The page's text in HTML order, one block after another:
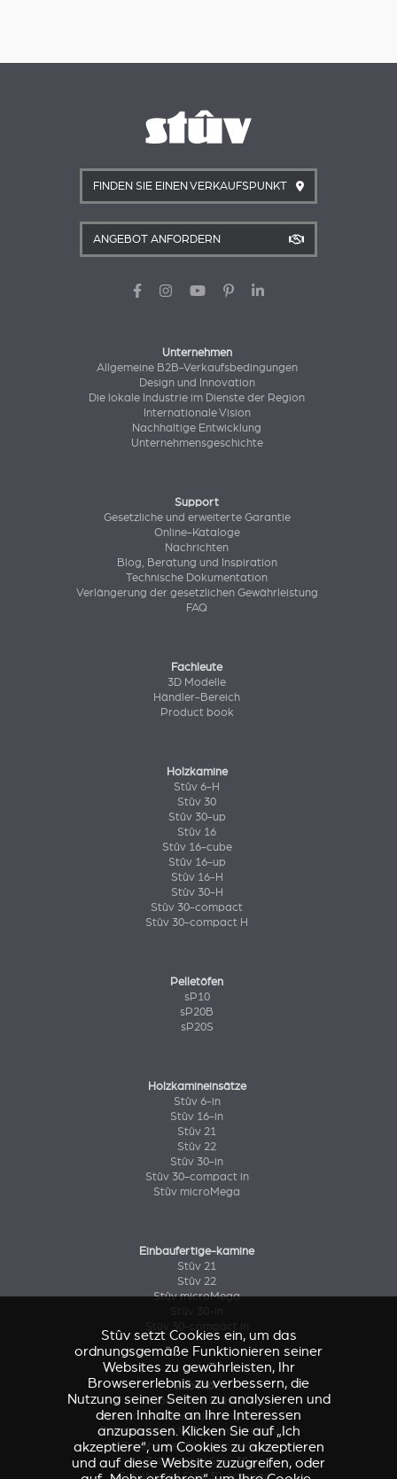
FINDEN SIE EINEN VERKAUFSPUNKT
ANGEBOT ANFORDERN
Unternehmen
Allgemeine B2B-Verkaufsbedingungen
Design und Innovation
Die lokale Industrie im Dienste der Region
Internationale Vision
Nachhaltige Entwicklung
Unternehmensgeschichte
Support
Gesetzliche und erweiterte Garantie
Online-Kataloge
Nachrichten
Blog, Beratung und Inspiration
Technische Dokumentation
Verlängerung der gesetzlichen Gewährleistung
FAQ
Fachleute
3D Modelle
Händler-Bereich
Product book
Holzkamine
Stûv 6-H
Stûv 30
Stûv 30-up
Stûv 16
Stûv 16-cube
Stûv 16-up
Stûv 16-H
Stûv 30-H
Stûv 30-compact
Stûv 30-compact H
Pelletöfen
sP10
sP20B
sP20S
Holzkamineinsätze
Stûv 6-in
Stûv 16-in
Stûv 21
Stûv 22
Stûv 30-in
Stûv 30-compact in
Stûv microMega
Einbaufertige-kamine
Stûv 21
Stûv 22
Stûv microMega
Zubehör
Zubehörteil Stûv 16
Zubehörteile & Verkleidungen Stûv 21
Zubehörteile & Verkleidungen Stûv 21
Zubehörteil Stûv microMega
Zubehörteil Stûv 30
Zubehörteil Stûv 30-compact
Stûv setzt Cookies ein, um das
ordnungsgemäße Funktionieren seiner
Websites zu gewährleisten, Ihr
Browsererlebnis zu verbessern, die
Nutzung seiner Seiten zu analysieren und
deren Inhalte an Ihre Interessen
anzupassen. Klicken Sie auf „Ich
akzeptiere“, um Cookies zu akzeptieren
und auf diese Website zuzugreifen, oder